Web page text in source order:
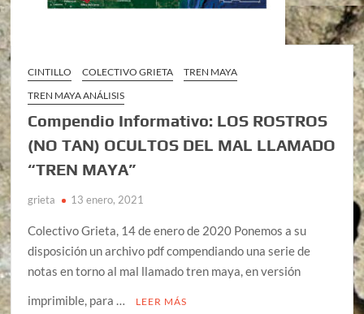
CINTILLO COLECTIVO GRIETA
TREN MAYA
TREN MAYA ANÁLISIS
Compendio Informativo: LOS ROSTROS
(NO TAN) OCULTOS DEL MAL LLAMADO
“TREN MAYA”
grieta 13 enero, 2021
Colectivo Grieta, 14 de enero de 2020 Ponemos a su
disposición un archivo pdf compendiando una serie de
notas en torno al mal llamado tren maya, en versión
imprimible, para …
LEER MÁS